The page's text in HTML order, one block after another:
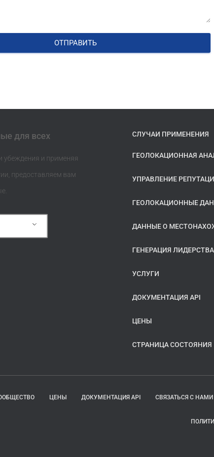
ОТПРАВИТЬ
для всех
убеждения и применяя
предоставляем вам
СЛУЧАИ ПРИМЕНЕНИЯ
ГЕОЛОКАЦИОННАЯ
УПРАВЛЕНИЕ
ГЕОЛОКАЦИОННЫЕ
ДАННЫЕ О
ГЕНЕРАЦИЯ ЛИДЕРСТВА
УСЛУГИ
ДОКУМЕНТАЦИЯ API
ЦЕНЫ
СТРАНИЦА СОСТОЯНИЯ
ЦЕНЫ ДОКУМЕНТАЦИЯ API СВЯЗАТЬСЯ С НАМИ